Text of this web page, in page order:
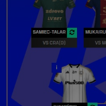
wykorzystywali tych
DOSTOSUJ ZGODY
MARKETINGOWE PLIKI
Wykorzystujemy te pliki
Twoich preferencji,